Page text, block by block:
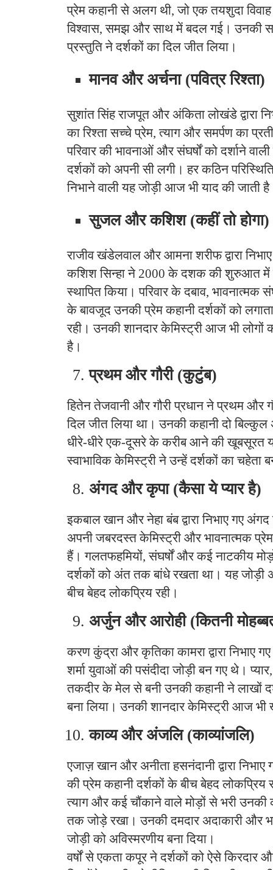
प्रेम कहानी से अलग थी, जो एक तयशुदा
विश्वास, समझ और साथ में बदल गई। उनकी
प्रस्तुति ने दर्शकों का दिल जीत लिया।
मानव और अर्चना (पवित्र रिश्ता)
सुशांत सिंह राजपूत और अंकिता लोखंडे द्वारा
का रिश्ता सच्चे प्रेम, त्याग और समर्पण का
परिवार की भावनाओं और संघर्षों को दर्शाने
दर्शकों को अपनी सी लगी। हर कठिन
निभाने वाली यह जोड़ी आज भी याद की जाती
सुजल और कशिश (कहीं तो होगा)
राजीव खंडेलवाल और आमना शरीफ द्वारा
कशिश सिन्हा ने 2000 के दशक की शुरुआत में
स्थापित किया। परिवार के दबाव,
के बावजूद उनकी प्रेम कहानी दर्शकों को
रही। उनकी शानदार केमिस्ट्री आज भी लोगों
है।
प्रथम और गौरी (कुटुंब)
हितेन तेजवानी और गौरी प्रधान ने प्रथम और
दिल जीत लिया था। उनकी कहानी दो
धीरे-धीरे एक-दूसरे के करीब आने की खूबसूरत
स्वाभाविक केमिस्ट्री ने उन्हें दर्शकों का चहेता
अंगद और कृपा (कैसा ये प्यार है)
इकबाल खान और नेहा बंब द्वारा निभाए गए
अपनी जबरदस्त केमिस्ट्री और भावनात्मक
हैं। गलतफहमियों, संघर्षों और कई नाटकीय
दर्शकों को अंत तक बांधे रखता था। यह
बीच बेहद लोकप्रिय रही।
अर्जुन और आरोही (कितनी
करण कुंद्रा और कृतिका कामरा द्वारा निभाए
शर्मा युवाओं की पसंदीदा जोड़ी बन गए थे।
तकदीर के मेल से बनी उनकी कहानी ने लाखों
बना लिया। उनकी शानदार केमिस्ट्री आज भी
काव्य और अंजलि (काव्यांजलि)
एजाज़ खान और अनीता हसनंदानी द्वारा
की प्रेम कहानी दर्शकों के बीच बेहद लोकप्रिय
त्याग और कई चौंकाने वाले मोड़ों से भरी उनकी
तक जोड़े रखा। उनकी दमदार अदाकारी और
जोड़ी को अविस्मरणीय बना दिया।
वर्षों से एकता कपूर ने दर्शकों को ऐसे किरदार